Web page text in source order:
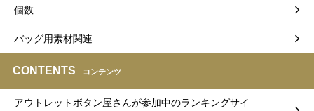
個数
バッグ用素材関連
CONTENTS コンテンツ
アウトレットボタン屋さんが参加中のランキングサイ